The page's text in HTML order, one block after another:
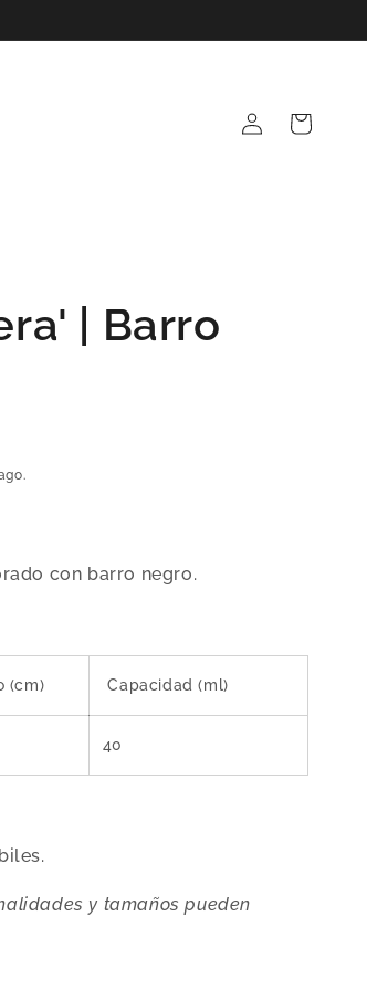
sesión
Carrito
| Barro
con barro negro.
(cm) Capacidad (ml)
40
y tamaños pueden